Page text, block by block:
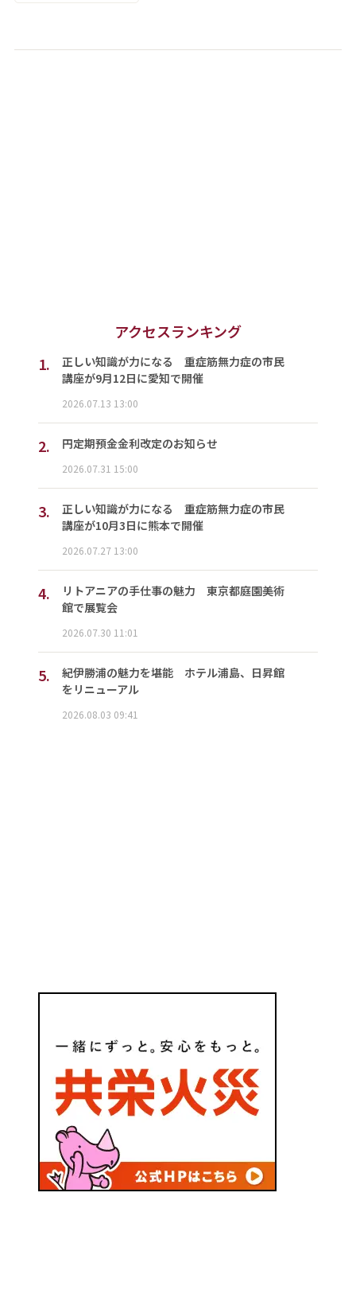
アクセスランキング
1.
正しい知識が力になる 重症筋無力症の市民
講座が9月12日に愛知で開催
2026.07.13 13:00
2. 円定期預金金利改定のお知らせ
2026.07.31 15:00
3.
正しい知識が力になる 重症筋無力症の市民
講座が10月3日に熊本で開催
2026.07.27 13:00
4.
リトアニアの手仕事の魅力 東京都庭園美術
館で展覧会
2026.07.30 11:01
5.
紀伊勝浦の魅力を堪能 ホテル浦島、日昇館
をリニューアル
2026.08.03 09:41